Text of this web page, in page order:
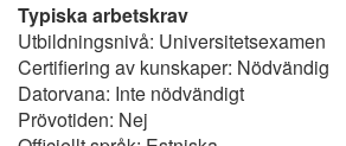
Typiska arbetskrav
Utbildningsnivå: Universitetsexamen
Certifiering av kunskaper: Nödvändig
Datorvana: Inte nödvändigt
Prövotiden: Nej